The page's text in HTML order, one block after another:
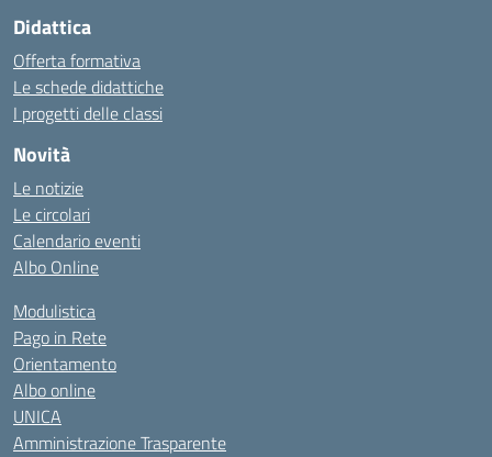
Didattica
Offerta formativa
Le schede didattiche
I progetti delle classi
Novità
Le notizie
Le circolari
Calendario eventi
Albo Online
Modulistica
Pago in Rete
Orientamento
Albo online
UNICA
Amministrazione Trasparente